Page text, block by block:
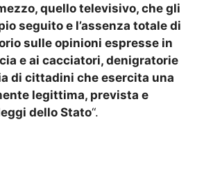
quello televisivo, che gli
seguito e l’assenza totale di
sulle opinioni espresse in
e ai cacciatori, denigratorie
di cittadini che esercita una
legittima, prevista e
dello Stato“.